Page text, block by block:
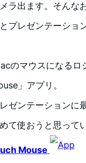
ラ出ます。そんな
プレゼンテーショ
のマウスになるロ
」アプリ。
ゼンテーションに
て使おうと思って
Mouse